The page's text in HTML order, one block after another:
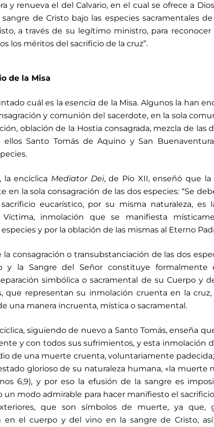
y renueva el del Calvario, en el cual se ofrece a
de Cristo bajo las especies sacramentales
a través de su legítimo ministro, para
los méritos del sacrificio de la cruz”.
de la Misa
cuál es laesencia de la Misa. Algunos la han
y comunión del sacerdote, en la sola
oblación de la Hostia consagrada, mezcla de las
Santo Tomás de Aquino y San
la encíclica Mediator Dei, de Pío XII, enseñó que la
en la sola consagración de las dos especies: “Se
eucarístico, por su misma naturaleza, es
inmolación que se manifiesta
y por la oblación de las mismas al Eterno
la consagración o transubstanciación de las dos
la Sangre del Señor constituye formalmente
simbólica o sacramental de su Cuerpo y
que representan su inmolación cruenta en la cruz,
una manera incruenta, mística o sacramental.
siguiendo de nuevo a Santo Tomás, enseña
y con todos sus sufrimientos, y esta inmolación
de una muerte cruenta, voluntariamente
glorioso de su naturaleza humana, «la muerte
6,9), y por eso la efusión de la sangre es
un modo admirable para hacer manifiesto el
que son símbolos de muerte, ya que,
en el cuerpo y del vino en la sangre de Cristo,